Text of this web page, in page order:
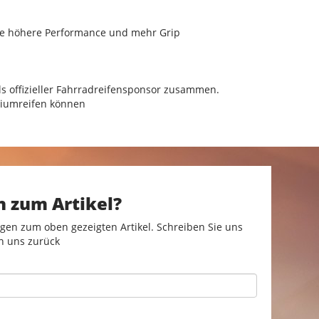
höhere Performance und mehr Grip
offizieller Fahrradreifensponsor zusammen.
können
zum Artikel?
zum oben gezeigten Artikel. Schreiben Sie uns
uns zurück